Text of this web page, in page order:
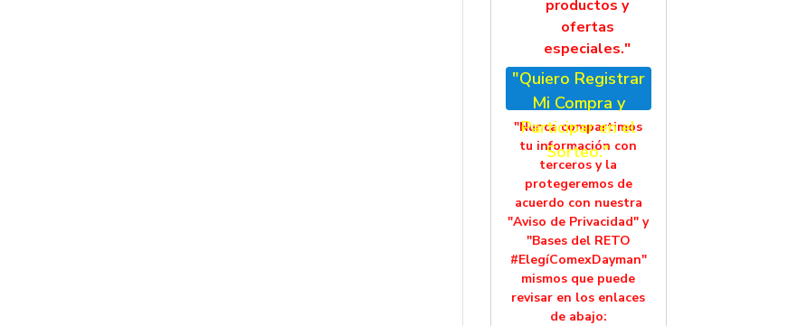
productos y
ofertas
especiales."
"Quiero Registrar
Mi Compra y
Participar en el
Sorteo."
"Nunca compartimos
tu información con
terceros y la
protegeremos de
acuerdo con nuestra
"Aviso de Privacidad" y
"Bases del RETO
#ElegíComexDayman"
mismos que puede
revisar en los enlaces
de abajo: